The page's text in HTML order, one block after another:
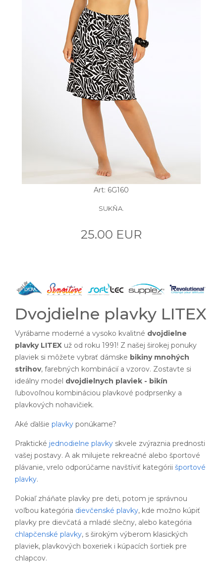
Art: 6G160
SUKŇA.
25.00 EUR
Dvojdielne plavky LITEX
Vyrábame moderné a vysoko kvalitné dvojdielne
plavky LITEX už od roku 1991! Z našej širokej ponuky
plaviek si môžete vybrať dámske bikiny mnohých
strihov, farebných kombinácií a vzorov. Zostavte si
ideálny model dvojdielnych plaviek - bikín
ľubovoľnou kombináciou plavkové podprsenky a
plavkových nohavičiek.
Aké ďalšie plavky ponúkame?
Praktické jednodielne plavky skvele zvýraznia prednosti
vašej postavy. A ak milujete rekreačné alebo športové
plávanie, vrelo odporúčame navštíviť kategórii športové
plavky.
Pokiaľ zháňate plavky pre deti, potom je správnou
voľbou kategória dievčenské plavky, kde možno kúpiť
plavky pre dievčatá a mladé slečny, alebo kategória
chlapčenské plavky, s širokým výberom klasických
plaviek, plavkových boxeriek i kúpacích šortiek pre
chlapcov.